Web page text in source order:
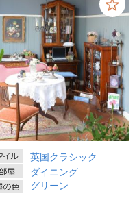
英国クラシック
ダイニング
グリーン